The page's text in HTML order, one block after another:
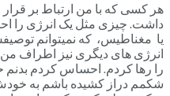
هر کسی که با من ارتباط بر
داشت. چیزی مثل یک انرژی را
یا مغناطیس، که نمیتوانم
انرژی های دیگری نیز اطراف
را رها کردم. احساس کردم بدنم
شکمم دراز کشیده باشم به